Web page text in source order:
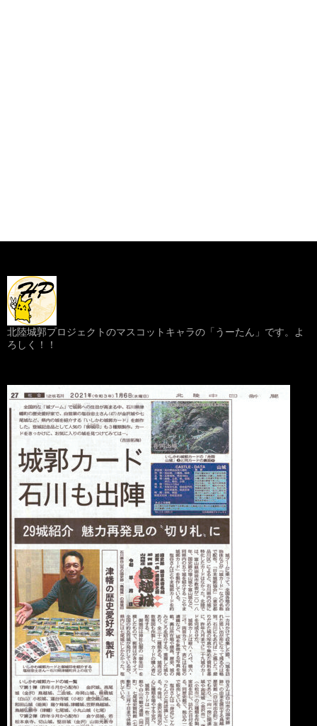
北陸城郭プロジェクトのマスコットキャラの「うーたん」です。よ
ろしく！！